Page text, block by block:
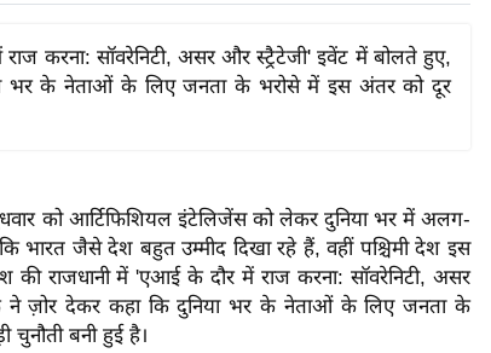
करना: सॉवरेनिटी, असर और स्ट्रैटेजी' इवेंट में बोलते हुए,
भर के नेताओं के लिए जनता के भरोसे में इस अंतर को दूर
को आर्टिफिशियल इंटेलिजेंस को लेकर दुनिया भर में अलग-
भारत जैसे देश बहुत उम्मीद दिखा रहे हैं, वहीं पश्चिमी देश इस
की राजधानी में 'एआई के दौर में राज करना: सॉवरेनिटी, असर
ने ज़ोर देकर कहा कि दुनिया भर के नेताओं के लिए जनता के
बनी हुई है।